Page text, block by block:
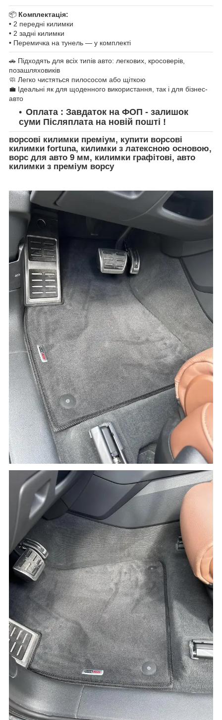
📦 Комплектація:
• 2 передні килимки
• 2 задні килимки
• Перемичка на тунель — у комплекті
🚗 Підходять для всіх типів авто: легкових, кросоверів,
позашляховиків
🧼 Легко чистяться пилососом або щіткою
💼 Ідеальні як для щоденного використання, так і для бізнес-
авто
Оплата : Завдаток на ФОП - залишок
суми Післяплата на новій пошті !
ворсові килимки преміум, купити ворсові
килимки fortuna, килимки з латексною основою,
ворс для авто 9 мм, килимки графітові, авто
килимки з преміум ворсу